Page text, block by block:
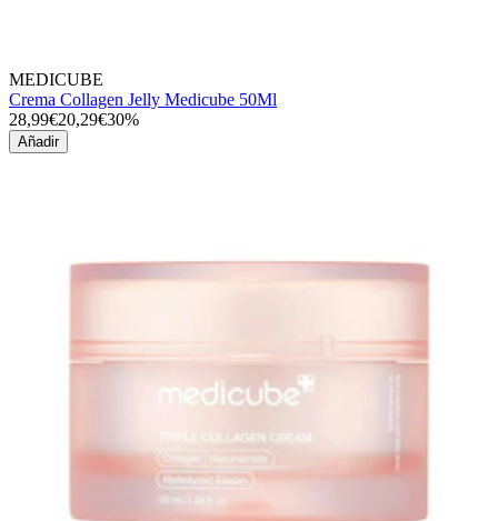
MEDICUBE
Crema Collagen Jelly Medicube 50Ml
28,99€20,29€30%
Añadir